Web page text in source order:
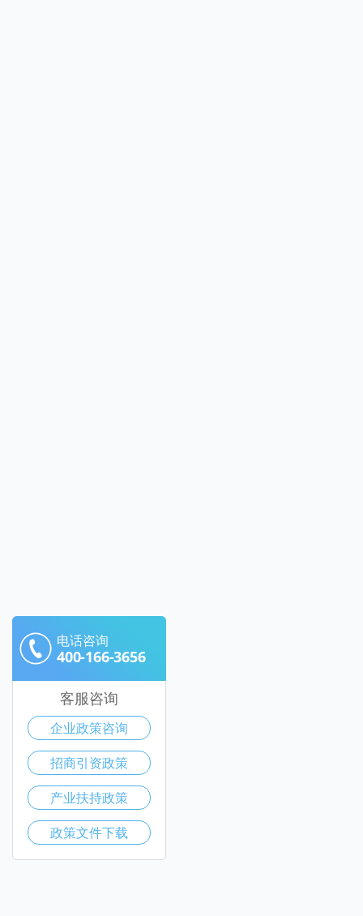
电话咨询
400-166-3656
客服咨询
企业政策咨询
招商引资政策
产业扶持政策
政策文件下载